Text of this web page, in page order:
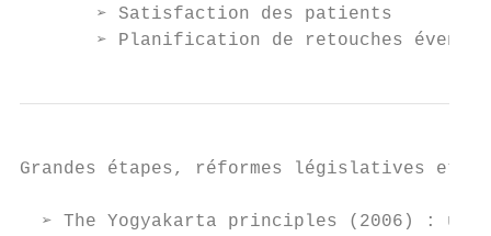
       ➢ Satisfaction des patients
➢ Planification de retouches
Grandes étapes, réformes législatives et
➢ The Yogyakarta principles (2006) : un